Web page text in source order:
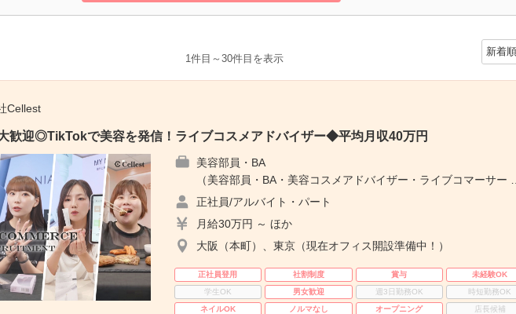
1件目～30件目を表示
Cellest
歓迎◎TikTokで美容を発信！ライブコスメアドバイザー◆平均月収40万円
美容部員・BA
（美容部員・BA・美容コスメアドバイザー・ライブコマーサー …
正社員/アルバイト・パート
月給30万円 ～ ほか
大阪（本町）、東京（現在オフィス開設準備中！）
正社員登用 社割制度 賞与
未経験OK
学生OK
男女歓迎 週3日勤務OK
時短勤務OK
ネイルOK
ノルマなし オープニング
店長候補